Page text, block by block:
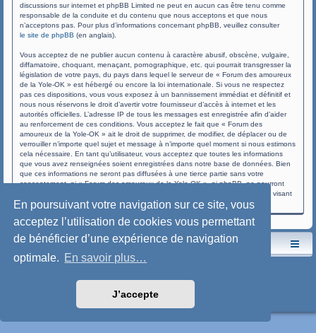
En poursuivant votre navigation sur ce site, vous
acceptez l’utilisation de cookies vous permettant
de bénéficier d’une expérience de navigation
optimale. En savoir plus…
J’accepte
discussions sur internet et phpBB Limited ne peut en aucun cas être tenu comme
responsable de la conduite et du contenu que nous acceptons et que nous
n’acceptons pas. Pour plus d’informations concernant phpBB, veuillez consulter
le site de phpBB (en anglais).
Vous acceptez de ne publier aucun contenu à caractère abusif, obscène, vulgaire,
diffamatoire, choquant, menaçant, pornographique, etc. qui pourrait transgresser la
législation de votre pays, du pays dans lequel le serveur de « Forum des amoureux
de la Yole-OK » est hébergé ou encore la loi internationale. Si vous ne respectez
pas ces dispositions, vous vous exposez à un bannissement immédiat et définitif et
nous nous réservons le droit d’avertir votre fournisseur d’accès à internet et les
autorités officielles. L’adresse IP de tous les messages est enregistrée afin d’aider
au renforcement de ces conditions. Vous acceptez le fait que « Forum des
amoureux de la Yole-OK » ait le droit de supprimer, de modifier, de déplacer ou de
verrouiller n’importe quel sujet et message à n’importe quel moment si nous estimons
cela nécessaire. En tant qu’utilisateur, vous acceptez que toutes les informations
que vous avez renseignées soient enregistrées dans notre base de données. Bien
que ces informations ne seront pas diffusées à une tierce partie sans votre
consentement, ni « Forum des amoureux de la Yole-OK », ni phpBB, ne pourront
être tenus comme responsables en cas de tentative de piratage informatique visant
à compromettre vos données.
Le site de l'AspryOK Le forum de la Yole-OK
Développé parphpBB® Forum Software © phpBB Limited
Confidentialité